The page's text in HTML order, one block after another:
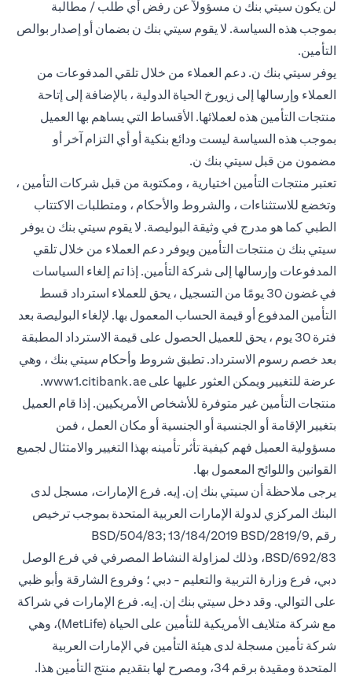
لن يكون سيتي بنك ن مسؤولاً عن رفض أي طلب / مطالبة
بموجب هذه السياسة. لا يقوم سيتي بنك ن بضمان أو إصدار بوالص
التأمين.
يوفر سيتي بنك ن. دعم العملاء من خلال تلقي المدفوعات من
العملاء وإرسالها إلى زيورخ الحياة الدولية ، بالإضافة إلى إتاحة
منتجات التأمين هذه لعملائها. الأقساط التي يساهم بها العميل
بموجب هذه السياسة ليست ودائع بنكية أو أي التزام آخر أو
مضمون من قبل سيتي بنك ن.
تعتبر منتجات التأمين اختيارية ، ومكتوبة من قبل شركات التأمين ،
وتخضع للاستثناءات ، والشروط والأحكام ، ومتطلبات الاكتتاب
الطبي كما هو مدرج في وثيقة البوليصة. لا يقوم سيتي بنك ن يوفر
سيتي بنك ن منتجات التأمين ويوفر دعم العملاء من خلال تلقي
المدفوعات وإرسالها إلى شركة التأمين. إذا تم إلغاء السياسات
في غضون 30 يومًا من التسجيل ، يحق للعملاء استرداد قسط
التأمين المدفوع أو قيمة الحساب المعمول بها. لإلغاء البوليصة بعد
فترة 30 يوم ، يحق للعميل الحصول على قيمة الاسترداد المطبقة
بعد خصم رسوم الاسترداد. تطبق شروط وأحكام سيتي بنك ، وهي
عرضة للتغيير ويمكن العثور عليها على www1.citibank.ae
tab
.
منتجات التأمين غير متوفرة للأشخاص الأمريكيين. إذا قام العميل
بتغيير الإقامة أو الجنسية أو الجنسية أو مكان العمل ، فمن
مسؤولية العميل فهم كيفية تأثر تأمينه بهذا التغيير والامتثال لجميع
القوانين واللوائح المعمول بها.
يرجى ملاحظة أن سيتي بنك إن. إيه. فرع الإمارات، مسجل لدى
البنك المركزي لدولة الإمارات العربية المتحدة بموجب ترخيص
رقم BSD/504/83; 13/184/2019 BSD/2819/9,
BSD/692/83، وذلك لمزاولة النشاط المصرفي في فرع الوصل
دبي، فرع وزارة التربية والتعليم - دبي ؛ وفروع الشارقة وأبو ظبي
على التوالي. وقد دخل سيتي بنك إن. إيه. فرع الإمارات في شراكة
مع شركة متلايف الأمريكية للتأمين على الحياة (MetLife)، وهي
شركة تأمين مسجلة لدى هيئة التأمين في الإمارات العربية
المتحدة ومقيدة برقم 34، ومصرح لها بتقديم منتج التأمين هذا.